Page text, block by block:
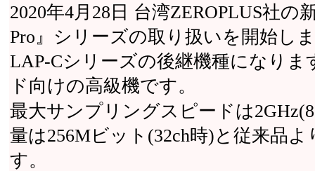
2020年4月28日 台湾ZEROPLUS社
Pro』シリーズの取り扱いを開始し
LAP-Cシリーズの後継機種になりま
ド向けの高級機です。
最大サンプリングスピードは
量は256Mビット(32ch時)と従来品
す。